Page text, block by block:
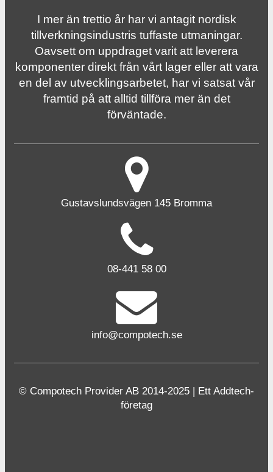
I mer än trettio år har vi antagit nordisk
tillverknings­industris tuffaste utmaningar.
Oavsett om uppdraget varit att leverera
komponenter direkt från vårt lager eller att vara
en del av utvecklingsarbetet, har vi satsat vår
framtid på att alltid tillföra mer än det
förväntade.
Gustavslundsvägen 145 Bromma
08-441 58 00
info@compotech.se
© Compotech Provider AB 2014-2025 | Ett Addtech-
företag